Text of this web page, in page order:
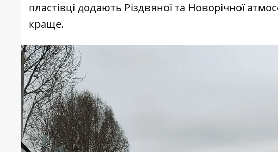
пластівці додають Різдвяної та Новорічної
краще.